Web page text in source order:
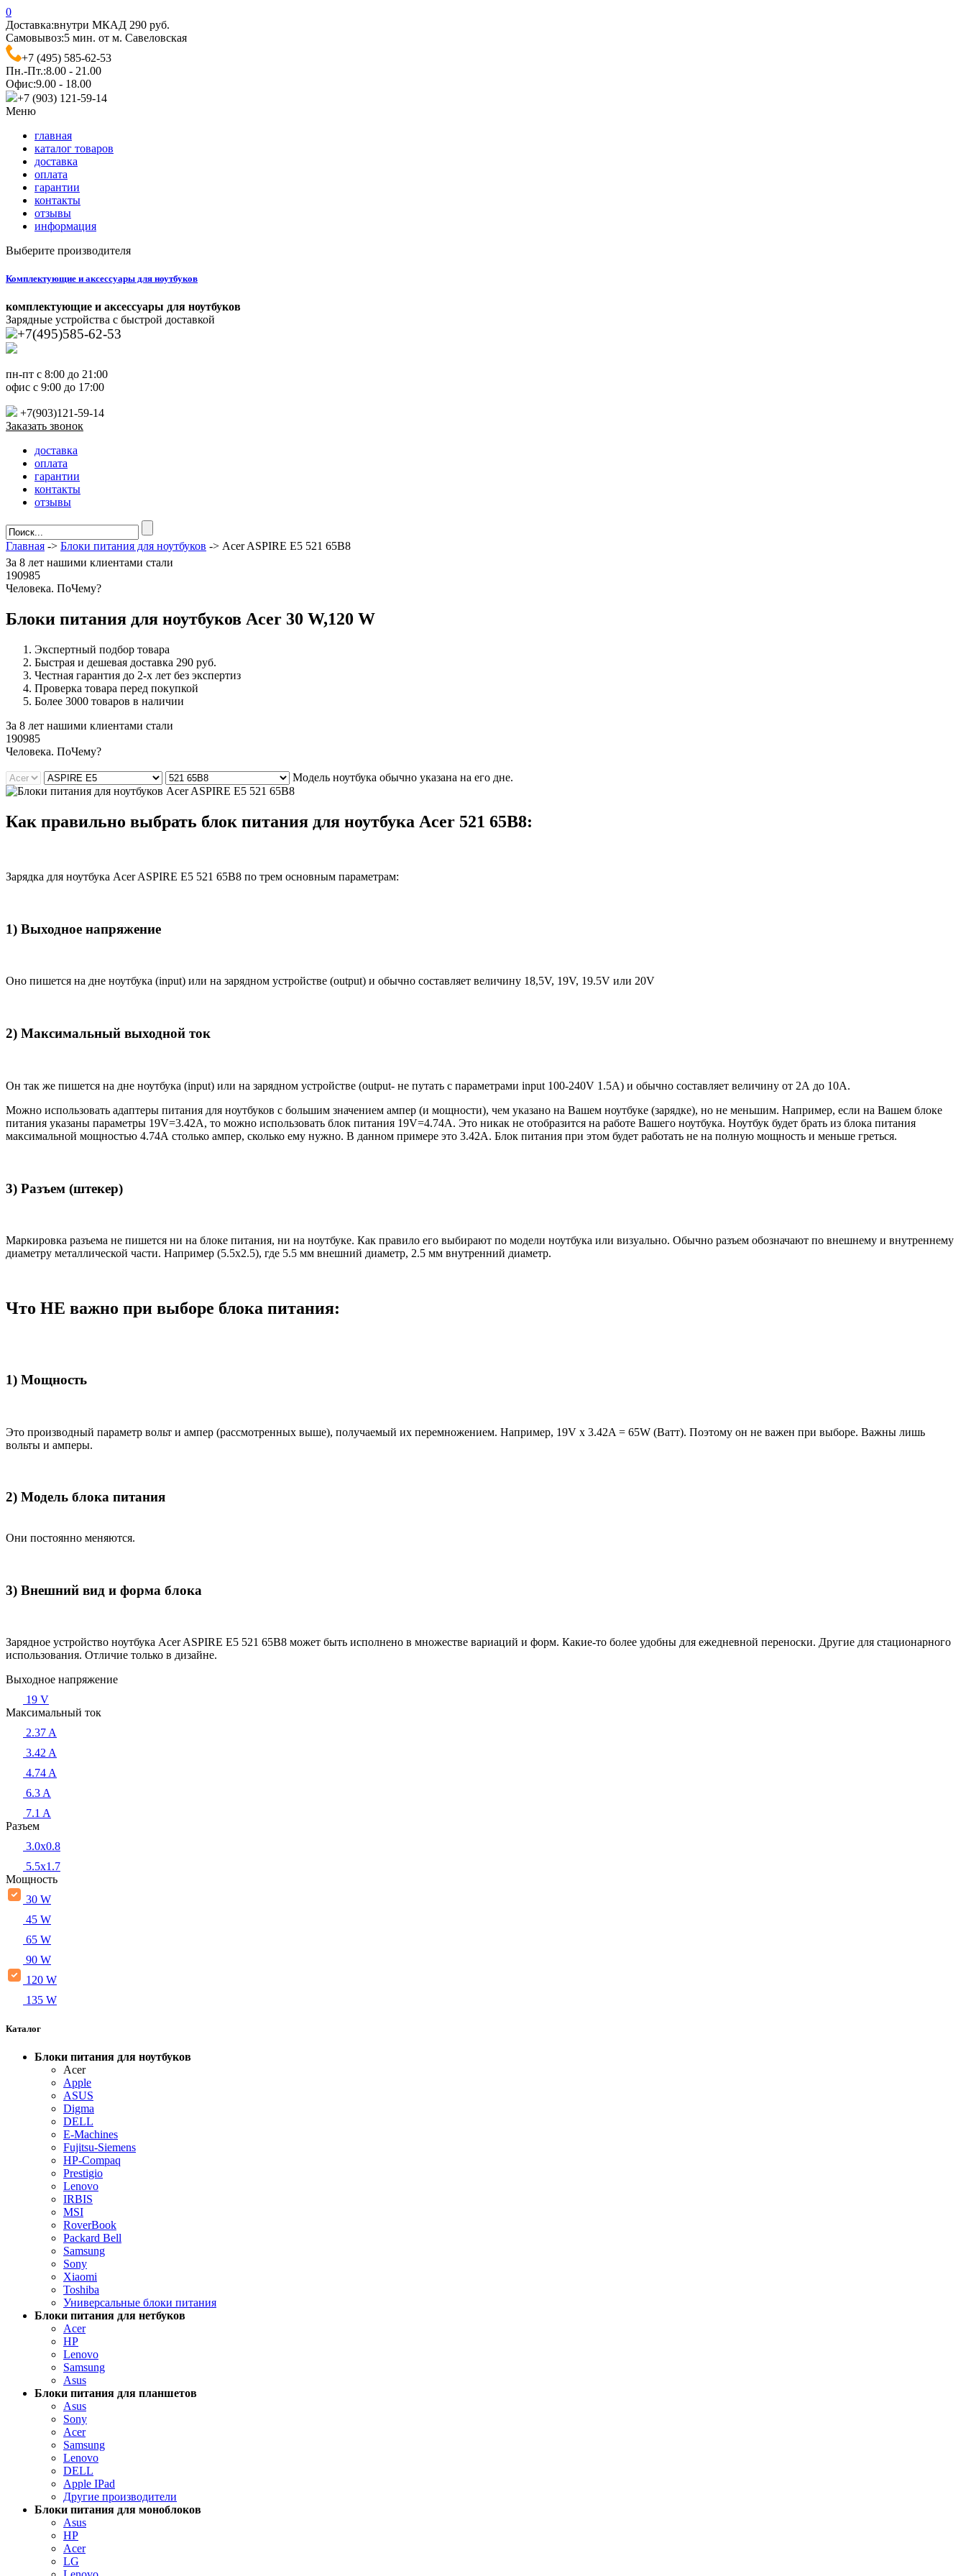
0
Доставка:внутри МКАД 290 руб.
Самовывоз:5 мин. от м. Савеловская
+7 (495) 585-62-53
Пн.-Пт.:8.00 - 21.00
Офис:9.00 - 18.00
+7 (903) 121-59-14
Меню
главная
каталог товаров
доставка
оплата
гарантии
контакты
отзывы
информация
Выберите производителя
Комплектующие и аксессуары для ноутбуков
комплектующие и аксессуары для ноутбуков
Зарядные устройства с быстрой доставкой
+7(495)585-62-53
пн-пт с 8:00 до 21:00
офис с 9:00 до 17:00
+7(903)121-59-14
Заказать звонок
доставка
оплата
гарантии
контакты
отзывы
Главная -> Блоки питания для ноутбуков -> Acer ASPIRE E5 521 65B8
За 8 лет нашими клиентами стали
190985
Человека. ПоЧему?
Блоки питания для ноутбуков Acer 30 W,120 W
Экспертный подбор товара
Быстрая и дешевая доставка 290 руб.
Честная гарантия до 2-х лет без экспертиз
Проверка товара перед покупкой
Более 3000 товаров в наличии
За 8 лет нашими клиентами стали
190985
Человека. ПоЧему?
Модель ноутбука обычно указана на его дне.
Как правильно выбрать блок питания для ноутбука Acer 521 65B8:
Зарядка для ноутбука Acer ASPIRE E5 521 65B8 по трем основным параметрам:
1) Выходное напряжение
Оно пишется на дне ноутбука (input) или на зарядном устройстве (output) и обычно составляет величину 18,5V, 19V, 19.5V или 20V
2) Максимальный выходной ток
Он так же пишется на дне ноутбука (input) или на зарядном устройстве (output- не путать с параметрами input 100-240V 1.5A) и обычно составляет величину от 2А до 10A.
Можно использовать адаптеры питания для ноутбуков с большим значением ампер (и мощности), чем указано на Вашем ноутбуке (зарядке), но не меньшим. Например, если на Вашем блоке
питания указаны параметры 19V=3.42A, то можно использовать блок питания 19V=4.74A. Это никак не отобразится на работе Вашего ноутбука. Ноутбук будет брать из блока питания
максимальной мощностью 4.74А столько ампер, сколько ему нужно. В данном примере это 3.42А. Блок питания при этом будет работать не на полную мощность и меньше греться.
3) Разъем (штекер)
Маркировка разъема не пишется ни на блоке питания, ни на ноутбуке. Как правило его выбирают по модели ноутбука или визуально. Обычно разъем обозначают по внешнему и внутреннему
диаметру металлической части. Например (5.5x2.5), где 5.5 мм внешний диаметр, 2.5 мм внутренний диаметр.
Что НЕ важно при выборе блока питания:
1) Мощность
Это производный параметр вольт и ампер (рассмотренных выше), получаемый их перемножением. Например, 19V x 3.42A = 65W (Ватт). Поэтому он не важен при выборе. Важны лишь
вольты и амперы.
2) Модель блока питания
Они постоянно меняются.
3) Внешний вид и форма блока
Зарядное устройство ноутбука Acer ASPIRE E5 521 65B8 может быть исполнено в множестве вариаций и форм. Какие-то более удобны для ежедневной переноски. Другие для стационарного
использования. Отличие только в дизайне.
Выходное напряжение
19 V
Максимальный ток
2.37 A
3.42 A
4.74 A
6.3 A
7.1 A
Разъем
3.0x0.8
5.5х1.7
Мощность
30 W
45 W
65 W
90 W
120 W
135 W
Каталог
Блоки питания для ноутбуков
Acer
Apple
ASUS
Digma
DELL
E-Machines
Fujitsu-Siemens
HP-Compaq
Prestigio
Lenovo
IRBIS
MSI
RoverBook
Packard Bell
Samsung
Sony
Xiaomi
Toshiba
Универсальные блоки питания
Блоки питания для нетбуков
Acer
HP
Lenovo
Samsung
Asus
Блоки питания для планшетов
Asus
Sony
Acer
Samsung
Lenovo
DELL
Apple IPad
Другие производители
Блоки питания для моноблоков
Asus
HP
Acer
LG